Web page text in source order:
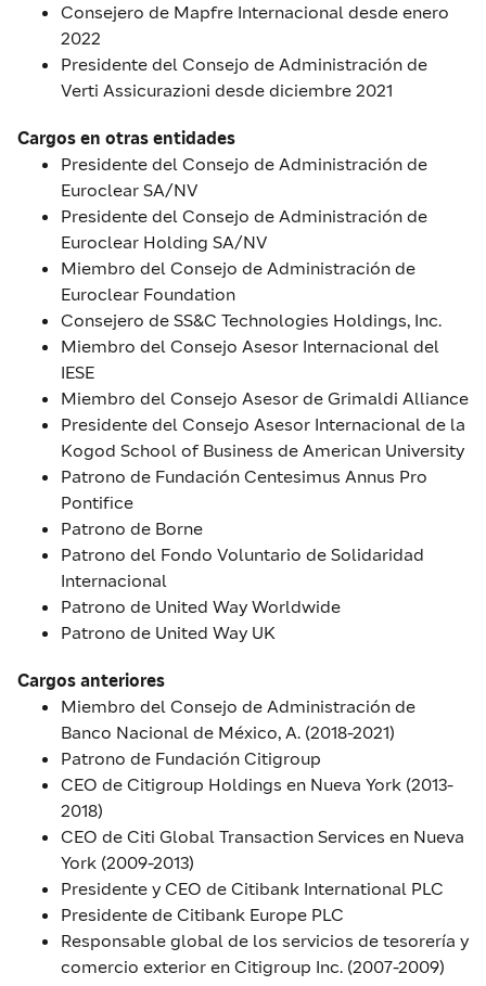
Consejero de Mapfre Internacional desde enero
2022
Presidente del Consejo de Administración de
Verti Assicurazioni desde diciembre 2021
Cargos en otras entidades
Presidente del Consejo de Administración de
Euroclear SA/NV
Presidente del Consejo de Administración de
Euroclear Holding SA/NV
Miembro del Consejo de Administración de
Euroclear Foundation
Consejero de SS&C Technologies Holdings, Inc.
Miembro del Consejo Asesor Internacional del
IESE
Miembro del Consejo Asesor de Grimaldi Alliance
Presidente del Consejo Asesor Internacional de la
Kogod School of Business de American University
Patrono de Fundación Centesimus Annus Pro
Pontifice
Patrono de Borne
Patrono del Fondo Voluntario de Solidaridad
Internacional
Patrono de United Way Worldwide
Patrono de United Way UK
Cargos anteriores
Miembro del Consejo de Administración de
Banco Nacional de México, A. (2018-2021)
Patrono de Fundación Citigroup
CEO de Citigroup Holdings en Nueva York (2013-
2018)
CEO de Citi Global Transaction Services en Nueva
York (2009-2013)
Presidente y CEO de Citibank International PLC
Presidente de Citibank Europe PLC
Responsable global de los servicios de tesorería y
comercio exterior en Citigroup Inc. (2007-2009)